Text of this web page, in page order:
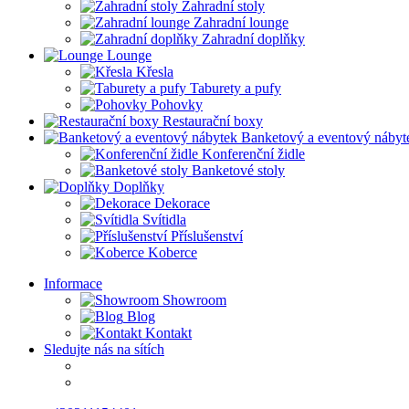
Zahradní stoly
Zahradní lounge
Zahradní doplňky
Lounge
Křesla
Taburety a pufy
Pohovky
Restaurační boxy
Banketový a eventový
Konferenční židle
Banketové stoly
Doplňky
Dekorace
Svítidla
Příslušenství
Koberce
Informace
Showroom
Blog
Kontakt
Sledujte nás na sítích